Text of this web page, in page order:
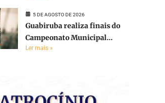
5 DE AGOSTO DE 2026
Guabiruba realiza finais do
Campeonato Municipal...
Ler mais »